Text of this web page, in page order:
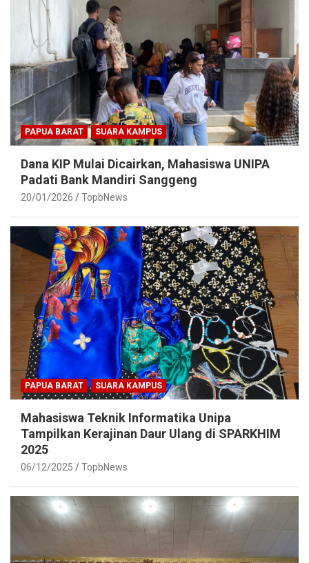
PAPUA BARAT SUARA KAMPUS
Dana KIP Mulai Dicairkan, Mahasiswa UNIPA
Padati Bank Mandiri Sanggeng
20/01/2026 TopbNews
PAPUA BARAT SUARA KAMPUS
Mahasiswa Teknik Informatika Unipa
Tampilkan Kerajinan Daur Ulang di SPARKHIM
2025
06/12/2025 TopbNews